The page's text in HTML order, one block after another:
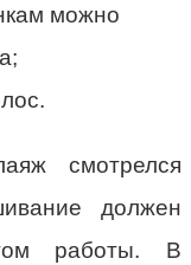
можно
смотрелся
должен
работы. В